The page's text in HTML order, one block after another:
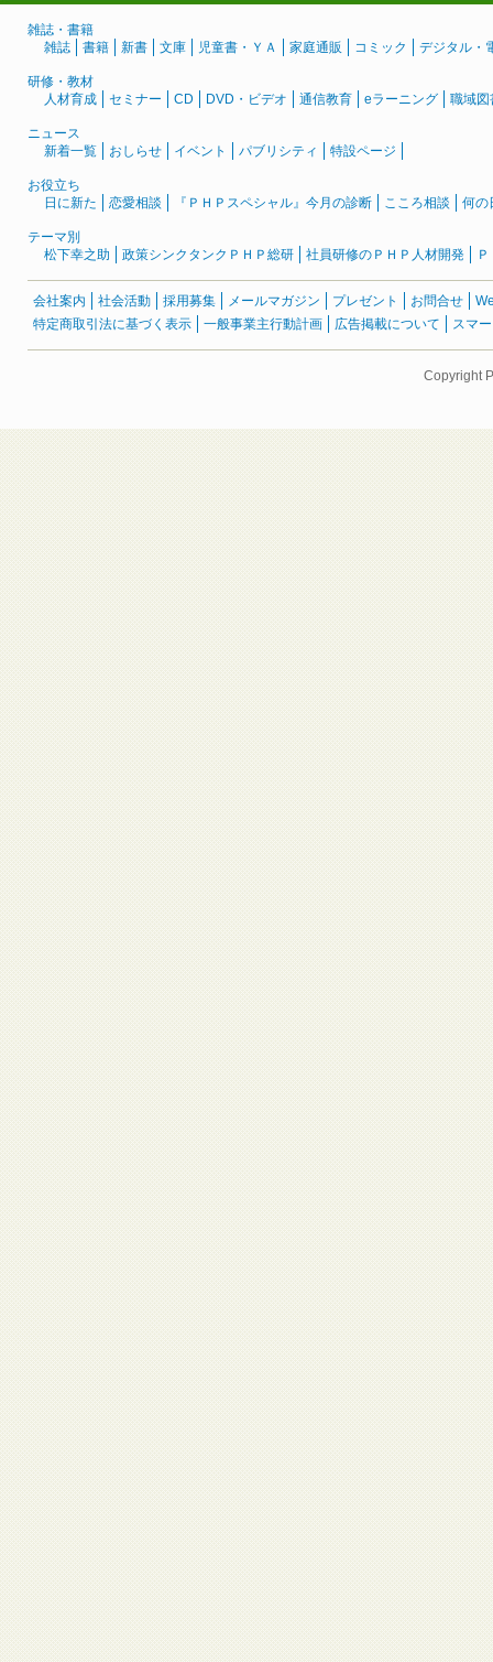
雑誌・書籍
雑誌
書籍 新書 文庫 児童書・ＹＡ 家庭通販 コミック デジタル・
研修・教材
人材育成
セミナー CD DVD・ビデオ 通信教育 eラーニング 職域図
ニュース
新着一覧
おしらせ イベント パブリシティ 特設ページ
お役立ち
日に新た
恋愛相談 『ＰＨＰスペシャル』今月の診断 こころ相談 何の
テーマ別
松下幸之助
政策シンクタンクＰＨＰ総研 社員研修のＰＨＰ人材開発
会社案内 社会活動 採用募集 メールマガジン プレゼント お問合せ
特定商取引法に基づく表示
一般事業主行動計画 広告掲載について スマ
Copyright